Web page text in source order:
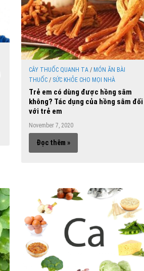
CÂY THUỐC QUANH TA / MÓN ĂN BÀI
THUỐC / SỨC KHỎE CHO MỌI NHÀ
Trẻ em có dùng được hồng sâm
không? Tác dụng của hồng sâm đối
với trẻ em
November 7, 2020
Đọc thêm »